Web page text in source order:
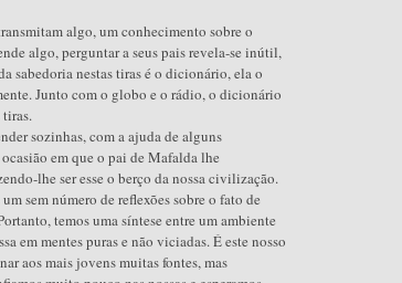
algo, um conhecimento sobre o
algo, perguntar a seus pais revela-se inútil,
sabedoria nestas tiras é o dicionário, ela o
Junto com o globo e o rádio, o dicionário
sozinhas, com a ajuda de alguns
em que o pai de Mafalda lhe
lhe ser esse o berço da nossa civilização.
sem número de reflexões sobre o fato de
temos uma síntese entre um ambiente
em mentes puras e não viciadas. É este nosso
aos mais jovens muitas fontes, mas